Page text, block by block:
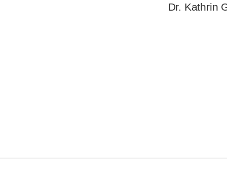
Dr. Kathrin